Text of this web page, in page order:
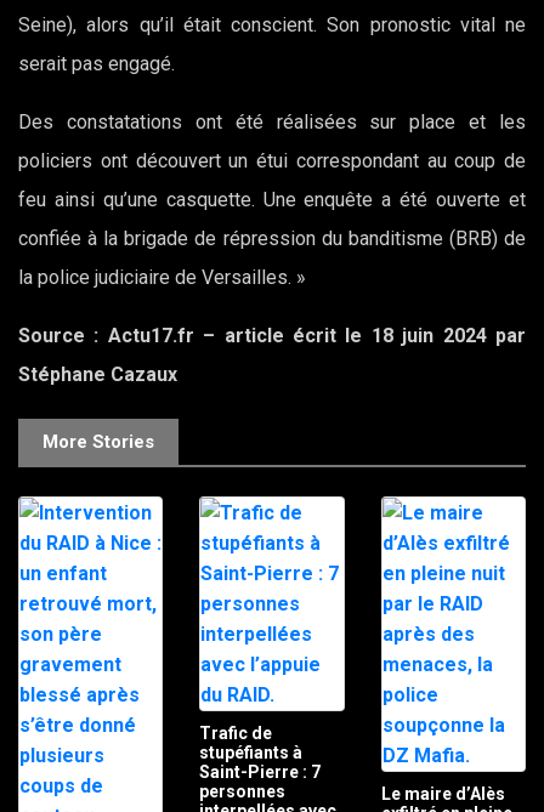
Seine), alors qu’il était conscient. Son pronostic vital ne
serait pas engagé.
Des constatations ont été réalisées sur place et les
policiers ont découvert un étui correspondant au coup de
feu ainsi qu’une casquette. Une enquête a été ouverte et
confiée à la brigade de répression du banditisme (BRB) de
la police judiciaire de Versailles. »
Source : Actu17.fr – article écrit le 18 juin 2024 par
Stéphane Cazaux
More Stories
Trafic de
stupéfiants à
Saint-Pierre : 7
personnes
Le maire d’Alès